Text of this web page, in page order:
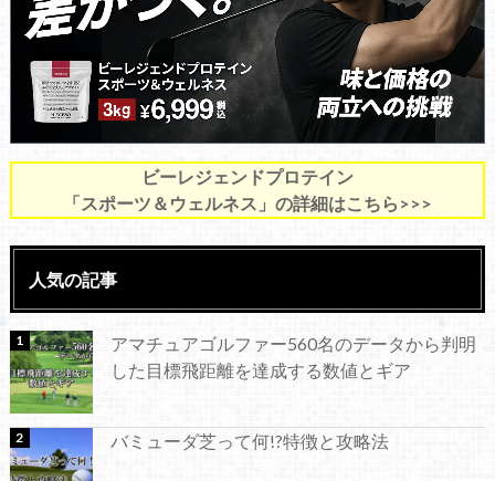
ビーレジェンドプロテイン
「スポーツ＆ウェルネス」の詳細はこちら>>>
人気の記事
アマチュアゴルファー560名のデータから判明
した目標飛距離を達成する数値とギア
バミューダ芝って何!?特徴と攻略法